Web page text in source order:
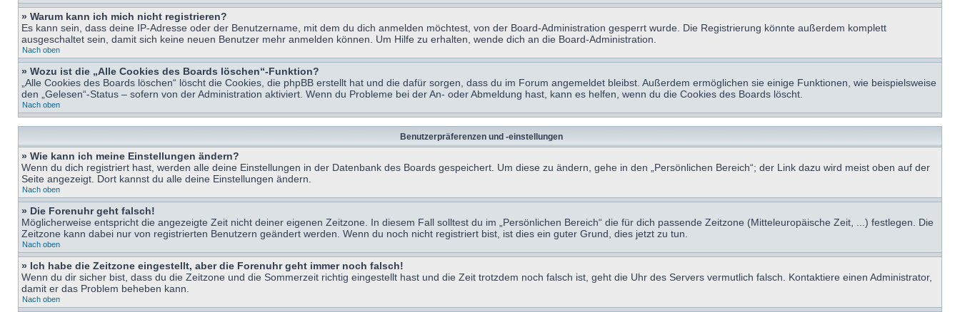
» Warum kann ich mich nicht registrieren?
Es kann sein, dass deine IP-Adresse oder der Benutzername, mit dem du dich anmelden möchtest, von der Board-Administration gesperrt wurde. Die Registrierung könnte außerdem komplett
ausgeschaltet sein, damit sich keine neuen Benutzer mehr anmelden können. Um Hilfe zu erhalten, wende dich an die Board-Administration.
Nach oben
» Wozu ist die „Alle Cookies des Boards löschen“-Funktion?
„Alle Cookies des Boards löschen“ löscht die Cookies, die phpBB erstellt hat und die dafür sorgen, dass du im Forum angemeldet bleibst. Außerdem ermöglichen sie einige Funktionen, wie beispielsweise
den „Gelesen“-Status – sofern von der Administration aktiviert. Wenn du Probleme bei der An- oder Abmeldung hast, kann es helfen, wenn du die Cookies des Boards löscht.
Nach oben
Benutzerpräferenzen und -einstellungen
» Wie kann ich meine Einstellungen ändern?
Wenn du dich registriert hast, werden alle deine Einstellungen in der Datenbank des Boards gespeichert. Um diese zu ändern, gehe in den „Persönlichen Bereich“; der Link dazu wird meist oben auf der
Seite angezeigt. Dort kannst du alle deine Einstellungen ändern.
Nach oben
» Die Forenuhr geht falsch!
Möglicherweise entspricht die angezeigte Zeit nicht deiner eigenen Zeitzone. In diesem Fall solltest du im „Persönlichen Bereich“ die für dich passende Zeitzone (Mitteleuropäische Zeit, ...) festlegen. Die
Zeitzone kann dabei nur von registrierten Benutzern geändert werden. Wenn du noch nicht registriert bist, ist dies ein guter Grund, dies jetzt zu tun.
Nach oben
» Ich habe die Zeitzone eingestellt, aber die Forenuhr geht immer noch falsch!
Wenn du dir sicher bist, dass du die Zeitzone und die Sommerzeit richtig eingestellt hast und die Zeit trotzdem noch falsch ist, geht die Uhr des Servers vermutlich falsch. Kontaktiere einen Administrator,
damit er das Problem beheben kann.
Nach oben